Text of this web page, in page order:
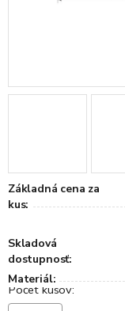
Základná cena za
kus:
Skladová
dostupnosť:
Materiál: